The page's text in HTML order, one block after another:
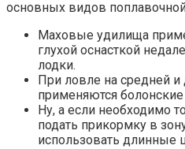
основных видов
Маховые удилища
глухой оснасткой
лодки.
При ловле на средней и
применяются
Ну, а если необходимо
подать прикормку в
использовать длинные